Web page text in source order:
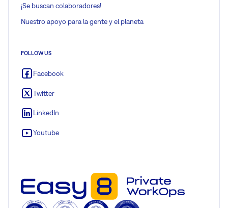
¡Se buscan colaboradores!
Nuestro apoyo para la gente y el planeta
FOLLOW US
Facebook
Twitter
LinkedIn
Youtube